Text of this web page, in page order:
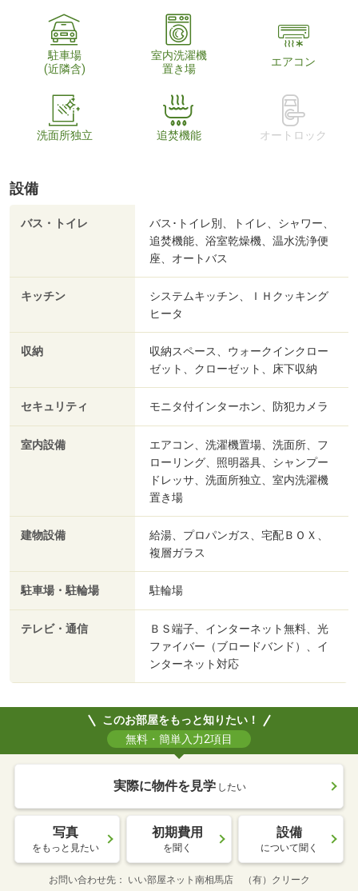
駐車場
(近隣含)
室内洗濯機
置き場
エアコン
洗面所独立 追焚機能 オートロック
設備
バス・トイレ
バス･トイレ別、トイレ、シャワー、
追焚機能、浴室乾燥機、温水洗浄便
座、オートバス
キッチン
システムキッチン、ＩＨクッキング
ヒータ
収納
収納スペース、ウォークインクロー
ゼット、クローゼット、床下収納
セキュリティ モニタ付インターホン、防犯カメラ
室内設備
エアコン、洗濯機置場、洗面所、フ
ローリング、照明器具、シャンプー
ドレッサ、洗面所独立、室内洗濯機
置き場
建物設備
給湯、プロパンガス、宅配ＢＯＸ、
複層ガラス
駐車場・駐輪場 駐輪場
テレビ・通信
ＢＳ端子、インターネット無料、光
ファイバー（ブロードバンド）、イ
ンターネット対応
このお部屋をもっと知りたい！
無料・簡単入力2項目
実際に物件を見学 したい
写真
をもっと見たい
初期費用
を聞く
設備
について聞く
お問い合わせ先 いい部屋ネット南相馬店 （有）クリーク